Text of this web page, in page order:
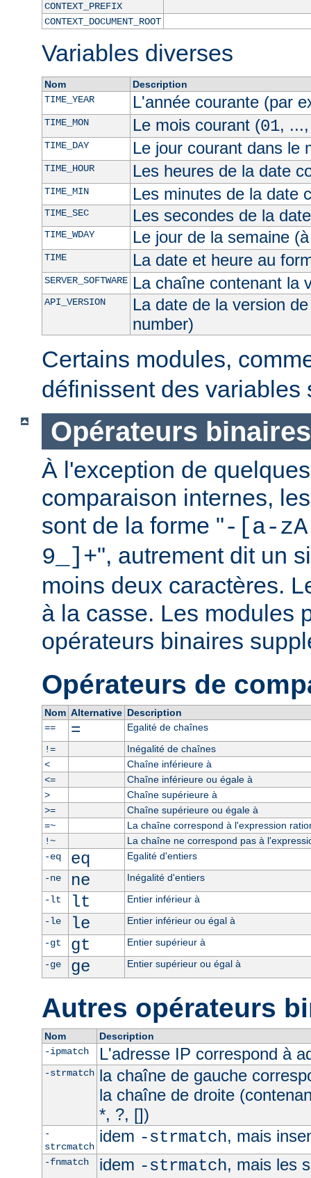
CONTEXT_PREFIX
CONTEXT_DOCUMENT_ROOT
Variables diverses
Nom
Description
TIME_YEAR
L'année courante (par
TIME_MON Le mois courant (01,
TIME_DAY Le jour courant dans le
TIME_HOUR Les heures de la date
TIME_MIN Les minutes de la date
TIME_SEC Les secondes de la
TIME_WDAY Le jour de la semaine
TIME La date et heure au
SERVER_SOFTWARE La chaîne contenant la
API_VERSION
La date de la version
number)
Certains modules,
définissent des variables
Opérateurs binaires
À l'exception de
comparaison internes,
sont de la forme "-[a-
9_]+", autrement dit un
moins deux caractères.
à la casse. Les modules
opérateurs binaires
Opérateurs de
Nom Alternative Description
==
=
Egalité de chaînes
!=
Inégalité de chaînes
<
Chaîne inférieure à
<=
Chaîne inférieure ou égale à
>
Chaîne supérieure à
>=
Chaîne supérieure ou égale à
=~
La chaîne correspond à l'expression
!~
La chaîne ne correspond pas à
-eq
eq
Egalité d'entiers
-ne
ne
Inégalité d'entiers
-lt
lt
Entier inférieur à
-le
le
Entier inférieur ou égal à
-gt
gt
Entier supérieur à
-ge
ge Entier supérieur ou égal à
Autres opérateurs
Nom
Description
-ipmatch
L'adresse IP correspond à
-strmatch la chaîne de gauche
la chaîne de droite
*, ?, [])
-
strcmatch
idem -strmatch, mais
-fnmatch idem -strmatch, mais les